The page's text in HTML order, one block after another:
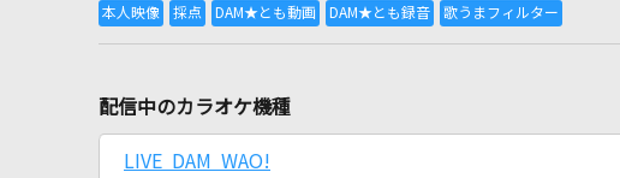
配信中のカラオケ機種
LIVE DAM WAO!